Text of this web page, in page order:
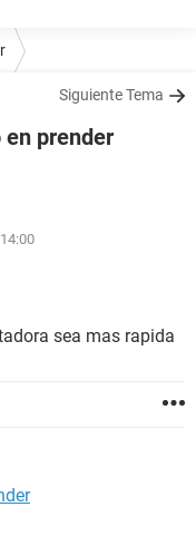
Siguiente Tema
prender
sea mas rapida